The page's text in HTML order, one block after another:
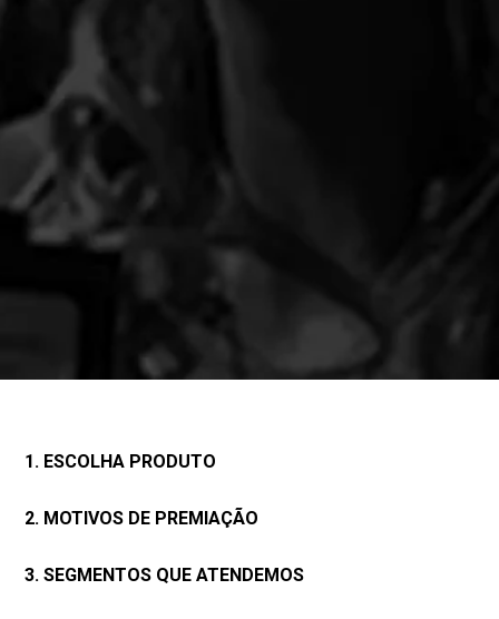
1. ESCOLHA PRODUTO
2. MOTIVOS DE PREMIAÇÃO
3. SEGMENTOS QUE ATENDEMOS